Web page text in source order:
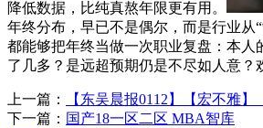
降低数据，比纯真熬年限更有用。
年终分布，早已不是偶尔，而是行业从
都能够把年终当做一次职业复盘：本人
了几多？是远超预期仍是不尽如人意？
上一篇：
【东吴晨报0112】【宏不雅
下一篇： 国产18一区二区 MBA智库